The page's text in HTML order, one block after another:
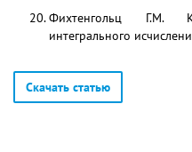
Фихтенгольц Г.М.
интегрального
Скачать статью